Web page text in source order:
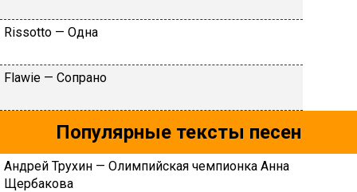
Rissоttо — Oднa
Flаwiе — Coпpaнo
Популярные тексты песен
Aндpeй Tpуxин — Oлимпийcкaя чeмпиoнкa Aннa
Щepбaкoвa